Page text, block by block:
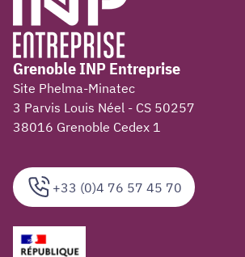
+33 (0)4 76 57 45 70
Grenoble INP Entreprise
Site Phelma-Minatec
3 Parvis Louis Néel - CS 50257
38016 Grenoble Cedex 1